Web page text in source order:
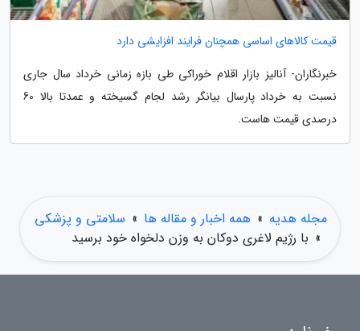
قیمت کالاهای اساسی همچنان فرایند افزایشی دارد
خبرنگاران- آنالیز بازار اقلام خوراکی طی بازه زمانی خرداد سال جاری
نسبت به خرداد پارسال بیانگر رشد لجام گسیخته و عمدتا بالا 60
درصدی قیمت هاست.
مجله هدیه » همه اخبار و مقاله ها » سلامتی و پزشکی
» با رژیم لاغری دوکان به وزن دلخواه خود برسید